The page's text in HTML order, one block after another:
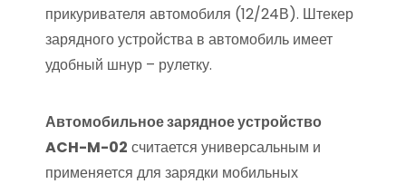
прикуривателя автомобиля (12/24В). Штекер
зарядного устройства в автомобиль имеет
удобный шнур – рулетку.
Автомобильное зарядное устройство
ACH-M-02 считается универсальным и
применяется для зарядки мобильных